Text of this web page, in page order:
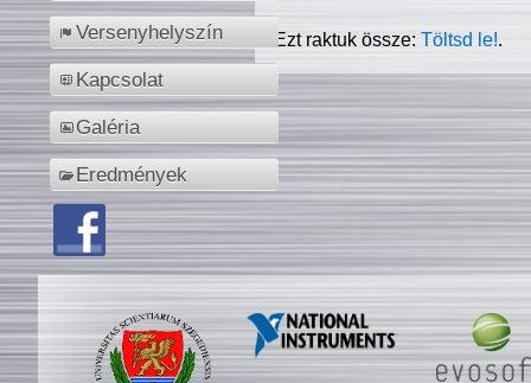
Versenyhelyszín
Kapcsolat
Galéria
Eredmények
Ezt raktuk össze:Töltsd le!.